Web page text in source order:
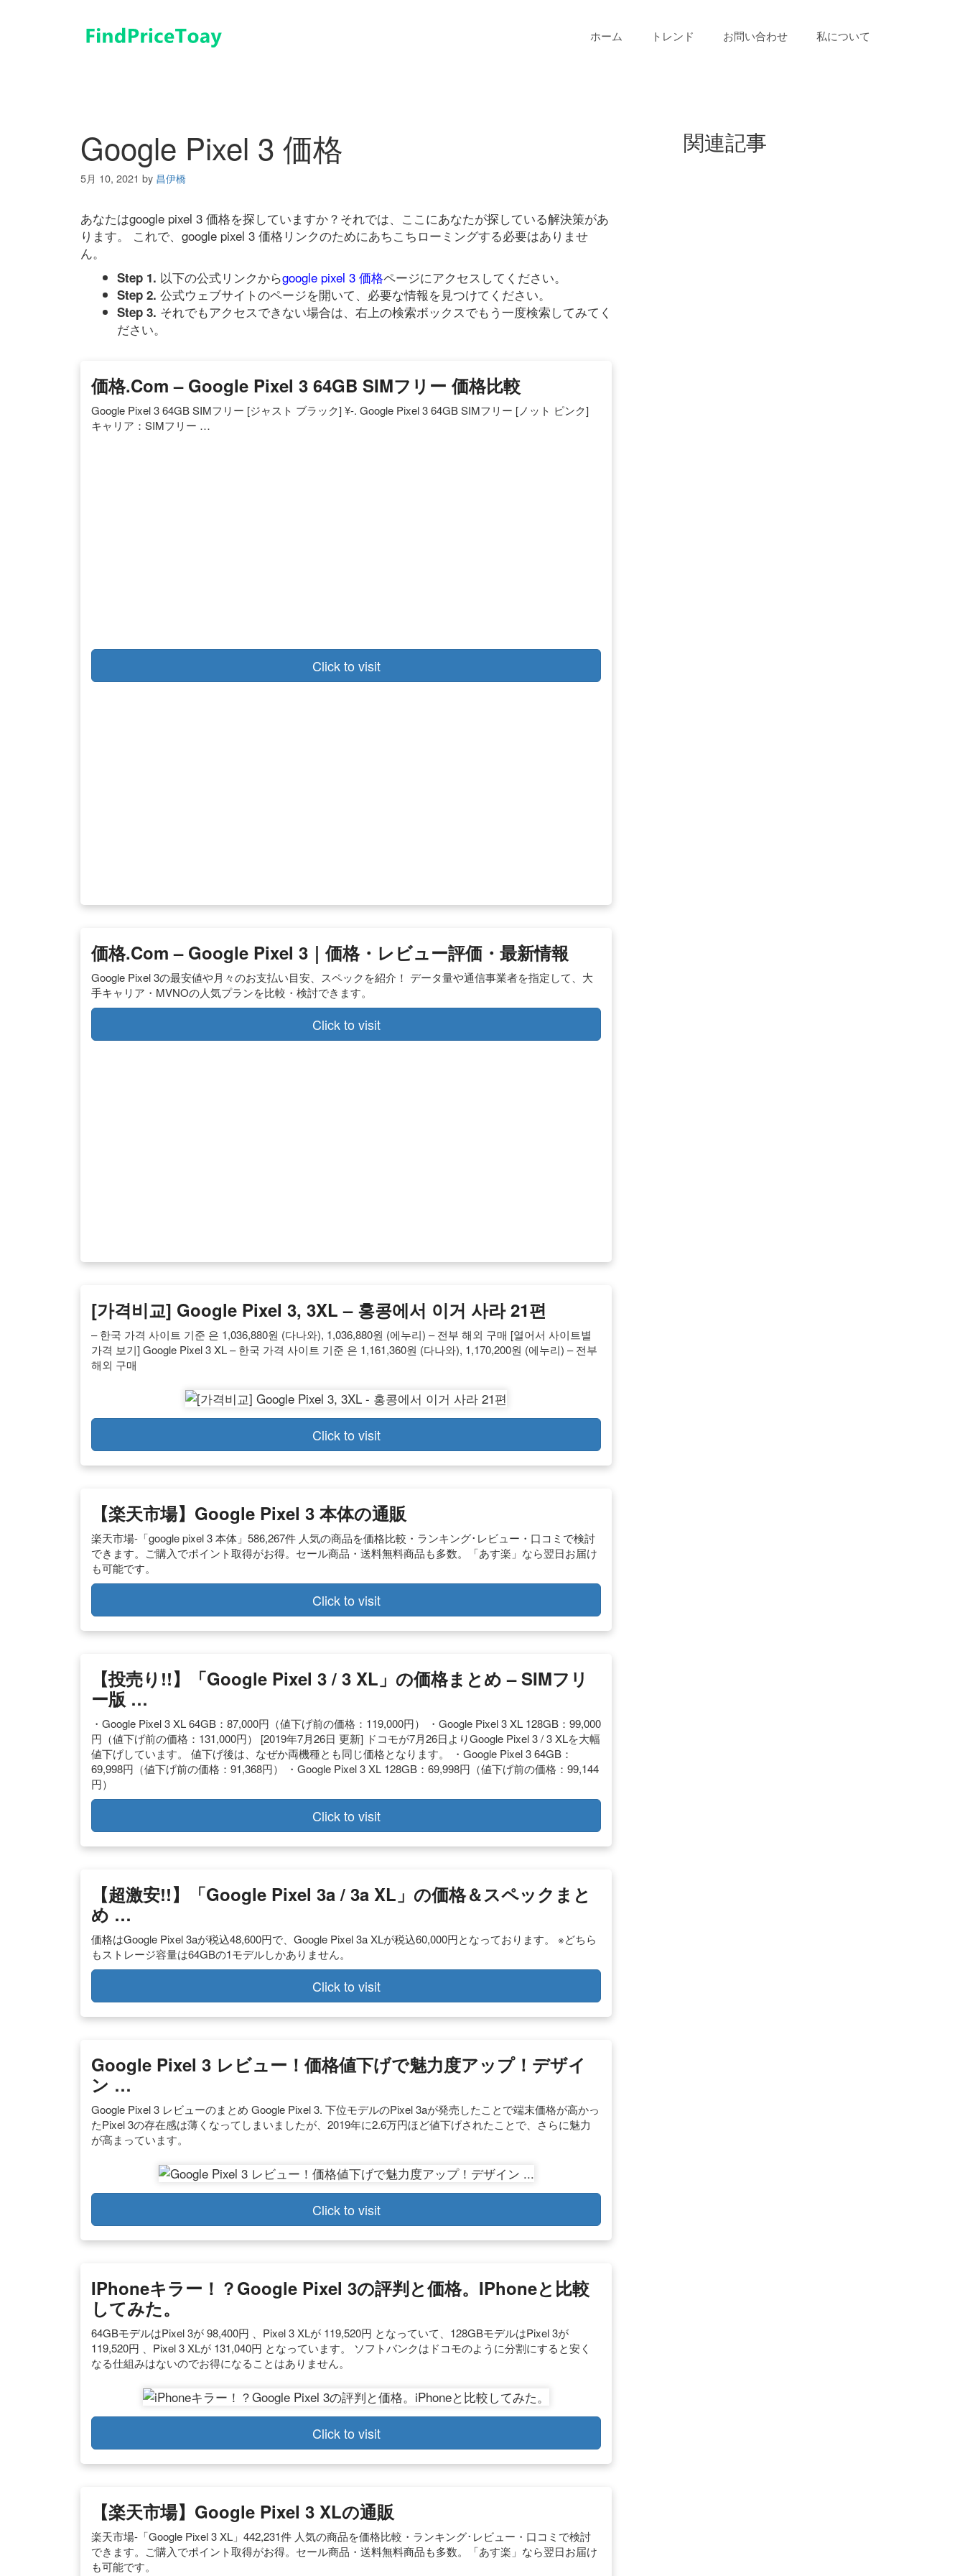
ホーム トレンド お問い合わせ 私について
Google Pixel 3 価格
5月 10, 2021 by 昌伊橋
あなたはgoogle pixel 3 価格を探していますか？それでは、ここにあなたが探している解決策があ
ります。 これで、google pixel 3 価格リンクのためにあちこちローミングする必要はありませ
ん。
Step 1. 以下の公式リンクからgoogle pixel 3 価格ページにアクセスしてください。
Step 2. 公式ウェブサイトのページを開いて、必要な情報を見つけてください。
Step 3. それでもアクセスできない場合は、右上の検索ボックスでもう一度検索してみてく
ださい。
価格.com – Google Pixel 3 64GB SIMフリー 価格比較
Google Pixel 3 64GB SIMフリー [ジャスト ブラック] ¥-. Google Pixel 3 64GB SIMフリー [ノット ピンク]
キャリア：SIMフリー …
Click to visit
価格.com – Google Pixel 3｜価格・レビュー評価・最新情報
Google Pixel 3の最安値や月々のお支払い目安、スペックを紹介！ データ量や通信事業者を指定して、大
手キャリア・MVNOの人気プランを比較・検討できます。
Click to visit
[가격비교] Google Pixel 3, 3XL – 홍콩에서 이거 사라 21편
– 한국 가격 사이트 기준 은 1,036,880원 (다나와), 1,036,880원 (에누리) – 전부 해외 구매 [열어서 사이트별
가격 보기] Google Pixel 3 XL – 한국 가격 사이트 기준 은 1,161,360원 (다나와), 1,170,200원 (에누리) – 전부
해외 구매
Click to visit
【楽天市場】google Pixel 3 本体の通販
楽天市場-「google pixel 3 本体」586,267件 人気の商品を価格比較・ランキング･レビュー・口コミで検討
できます。ご購入でポイント取得がお得。セール商品・送料無料商品も多数。「あす楽」なら翌日お届け
も可能です。
Click to visit
【投売り!!】「Google Pixel 3 / 3 XL」の価格まとめ – SIMフリ
ー版 …
・Google Pixel 3 XL 64GB：87,000円（値下げ前の価格：119,000円） ・Google Pixel 3 XL 128GB：99,000
円（値下げ前の価格：131,000円） [2019年7月26日 更新] ドコモが7月26日よりGoogle Pixel 3 / 3 XLを大幅
値下げしています。 値下げ後は、なぜか両機種とも同じ価格となります。 ・Google Pixel 3 64GB：
69,998円（値下げ前の価格：91,368円） ・Google Pixel 3 XL 128GB：69,998円（値下げ前の価格：99,144
円）
Click to visit
【超激安!!】「Google Pixel 3a / 3a XL」の価格＆スペックまと
め …
価格はGoogle Pixel 3aが税込48,600円で、Google Pixel 3a XLが税込60,000円となっております。 ※どちら
もストレージ容量は64GBの1モデルしかありません。
Click to visit
Google Pixel 3 レビュー！価格値下げで魅力度アップ！デザイ
ン …
Google Pixel 3 レビューのまとめ Google Pixel 3. 下位モデルのPixel 3aが発売したことで端末価格が高かっ
たPixel 3の存在感は薄くなってしまいましたが、2019年に2.6万円ほど値下げされたことで、さらに魅力
が高まっています。
Click to visit
IPhoneキラー！？Google Pixel 3の評判と価格。iPhoneと比較
してみた。
64GBモデルはPixel 3が 98,400円 、Pixel 3 XLが 119,520円 となっていて、128GBモデルはPixel 3が
119,520円 、Pixel 3 XLが 131,040円 となっています。 ソフトバンクはドコモのように分割にすると安く
なる仕組みはないのでお得になることはありません。
Click to visit
【楽天市場】Google Pixel 3 XLの通販
楽天市場-「Google Pixel 3 XL」442,231件 人気の商品を価格比較・ランキング･レビュー・口コミで検討
できます。ご購入でポイント取得がお得。セール商品・送料無料商品も多数。「あす楽」なら翌日お届け
も可能です。
関連記事